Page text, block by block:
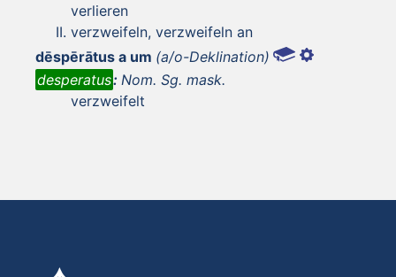
verlieren
verzweifeln, verzweifeln an
dēspērātus a um (a/o-Deklination)
desperatus: Nom. Sg. mask.
verzweifelt